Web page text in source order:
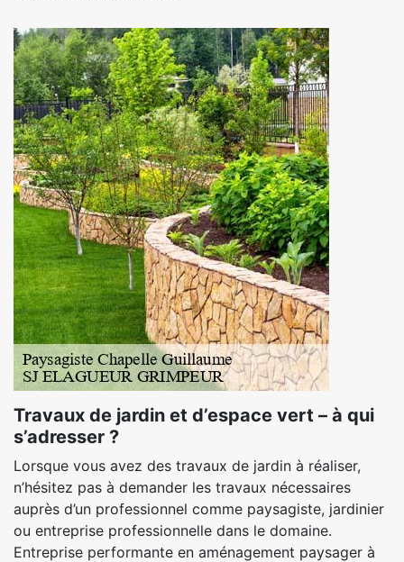
Travaux de jardin et d’espace vert – à qui
s’adresser ?
Lorsque vous avez des travaux de jardin à réaliser,
n’hésitez pas à demander les travaux nécessaires
auprès d’un professionnel comme paysagiste, jardinier
ou entreprise professionnelle dans le domaine.
Entreprise performante en aménagement paysager à